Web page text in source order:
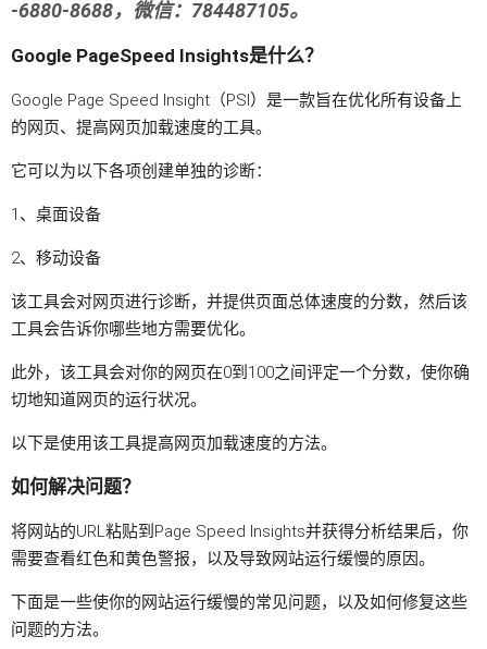
-6880-8688，微信：784487105。
Google PageSpeed Insights是什么？
Google Page Speed Insight（PSI）是一款旨在优化所有设备上
的网页、提高网页加载速度的工具。
它可以为以下各项创建单独的诊断：
1、桌面设备
2、移动设备
该工具会对网页进行诊断，并提供页面总体速度的分数，然后该
工具会告诉你哪些地方需要优化。
此外，该工具会对你的网页在0到100之间评定一个分数，使你确
切地知道网页的运行状况。
以下是使用该工具提高网页加载速度的方法。
如何解决问题？
将网站的URL粘贴到Page Speed Insights并获得分析结果后，你
需要查看红色和黄色警报，以及导致网站运行缓慢的原因。
下面是一些使你的网站运行缓慢的常见问题，以及如何修复这些
问题的方法。